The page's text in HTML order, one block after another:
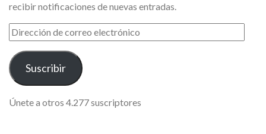
recibir notificaciones de nuevas entradas.
DIRECCIÓN
DE
CORREO
ELECTRÓNICO
Suscribir
Únete a otros 4.277 suscriptores